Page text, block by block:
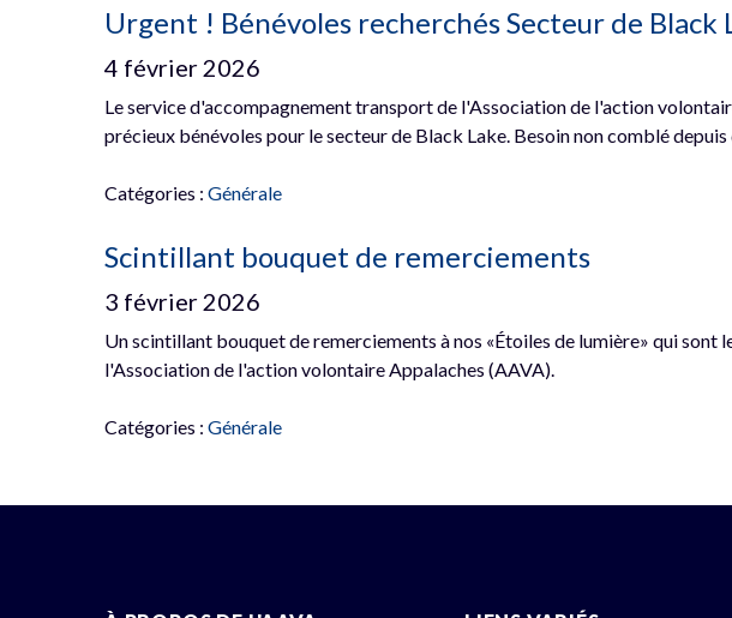
Urgent ! Bénévoles recherchés Secteur de Black
4 février 2026
Le service d'accompagnement transport de l'Association de l'action
précieux bénévoles pour le secteur de Black Lake. Besoin non comblé depuis
Catégories : Générale
Scintillant bouquet de remerciements
3 février 2026
Un scintillant bouquet de remerciements à nos «Étoiles de lumière» qui sont
l'Association de l'action volontaire Appalaches (AAVA).
Catégories : Générale